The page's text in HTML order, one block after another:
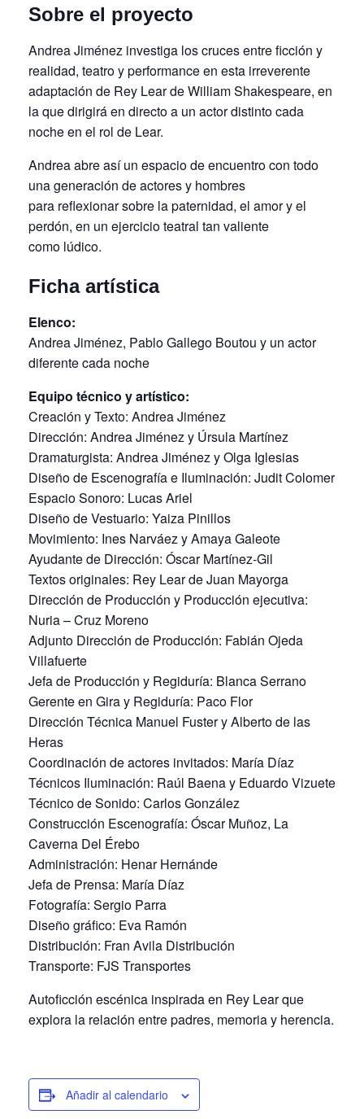
Sobre el proyecto
Andrea Jiménez investiga los cruces entre ficción y
realidad, teatro y performance en esta irreverente
adaptación de Rey Lear de William Shakespeare, en
la que dirigirá en directo a un actor distinto cada
noche en el rol de Lear.
Andrea abre así un espacio de encuentro con todo
una generación de actores y hombres
para reflexionar sobre la paternidad, el amor y el
perdón, en un ejercicio teatral tan valiente
como lúdico.
Ficha artística
Elenco:
Andrea Jiménez, Pablo Gallego Boutou y un actor
diferente cada noche
Equipo técnico y artístico:
Creación y Texto: Andrea Jiménez
Dirección: Andrea Jiménez y Úrsula Martínez
Dramaturgista: Andrea Jiménez y Olga Iglesias
Diseño de Escenografía e Iluminación: Judit Colomer
Espacio Sonoro: Lucas Ariel
Diseño de Vestuario: Yaiza Pinillos
Movimiento: Ines Narváez y Amaya Galeote
Ayudante de Dirección: Óscar Martínez-Gil
Textos originales: Rey Lear de Juan Mayorga
Dirección de Producción y Producción ejecutiva:
Nuria – Cruz Moreno
Adjunto Dirección de Producción: Fabián Ojeda
Villafuerte
Jefa de Producción y Regiduría: Blanca Serrano
Gerente en Gira y Regiduría: Paco Flor
Dirección Técnica Manuel Fuster y Alberto de las
Heras
Coordinación de actores invitados: María Díaz
Técnicos Iluminación: Raúl Baena y Eduardo Vizuete
Técnico de Sonido: Carlos González
Construcción Escenografía: Óscar Muñoz, La
Caverna Del Érebo
Administración: Henar Hernánde
Jefa de Prensa: María Díaz
Fotografía: Sergio Parra
Diseño gráfico: Eva Ramón
Distribución: Fran Avila Distribución
Transporte: FJS Transportes
Autoficción escénica inspirada en Rey Lear que
explora la relación entre padres, memoria y herencia.
Añadir al calendario